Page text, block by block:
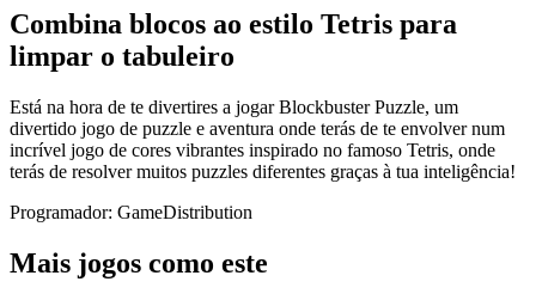
Combina blocos ao estilo Tetris para
limpar o tabuleiro
Está na hora de te divertires a jogar Blockbuster Puzzle, um
divertido jogo de puzzle e aventura onde terás de te envolver num
incrível jogo de cores vibrantes inspirado no famoso Tetris, onde
terás de resolver muitos puzzles diferentes graças à tua inteligência!
Programador: GameDistribution
Mais jogos como este